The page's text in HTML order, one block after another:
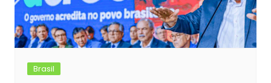
Brasil